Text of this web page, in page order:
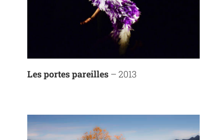
Les portes pareilles– 2013